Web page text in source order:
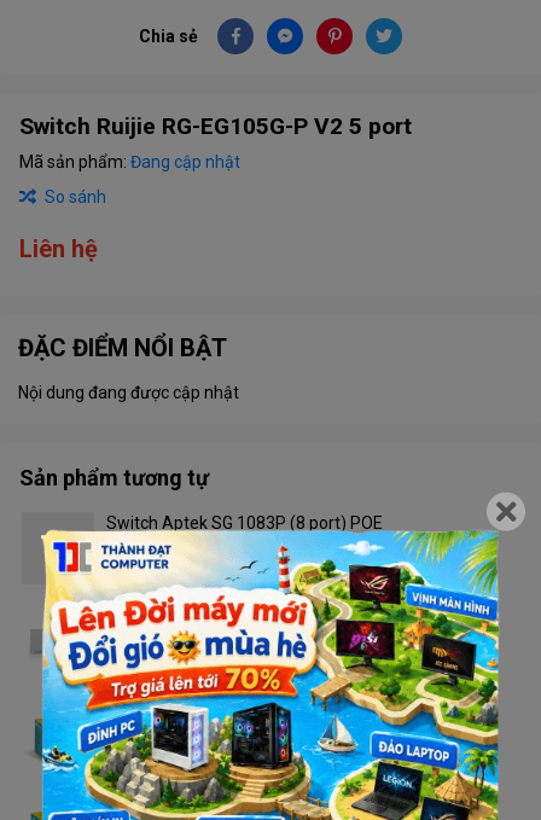
Chia sẻ
Switch Ruijie RG-EG105G-P V2 5 port
Mã sản phẩm: Đang cập nhật
So sánh
Liên hệ
ĐẶC ĐIỂM NỔI BẬT
Nội dung đang được cập nhật
Sản phẩm tương tự
Switch Aptek SG 1083P (8 port) POE
Liên hệ
Switch Dahua DH PFS3008-8ET (100M)
Liên hệ
Switch TP Link LS1005
Liên hệ
Switch TP Link LS1005G - 1G